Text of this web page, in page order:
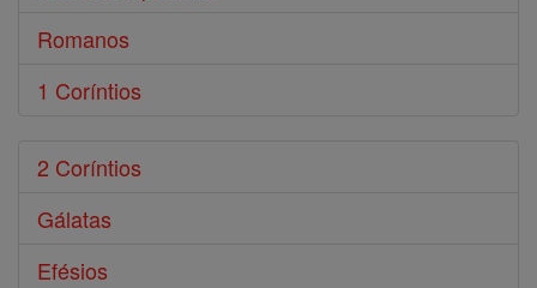
Romanos
1 Coríntios
2 Coríntios
Gálatas
Efésios